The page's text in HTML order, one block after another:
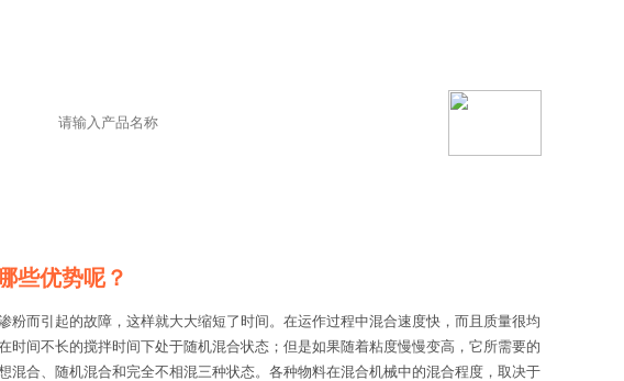
些优势呢？
而引起的故障，这样就大大缩短了时间。在运作过程中混合速度快，而且质量很均
间不长的搅拌时间下处于随机混合状态；但是如果随着粘度慢慢变高，它所需要的
合、随机混合和完全不相混三种状态。各种物料在混合机械中的混合程度，取决于